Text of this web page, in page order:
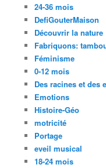
24-36 mois
DefiGouterMaison
Découvrir la nature
Fabriquons:
Féminisme
0-12 mois
Des racines et des
Emotions
Histoire-Géo
motricité
Portage
eveil musical
18-24 mois